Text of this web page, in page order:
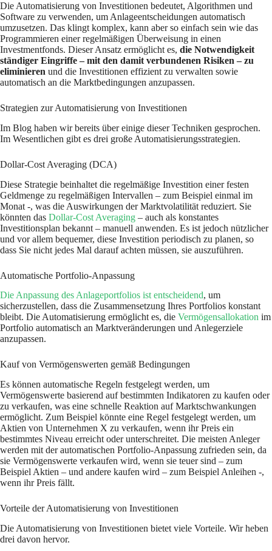
Die Automatisierung von Investitionen bedeutet, Algorithmen und
Software zu verwenden, um Anlageentscheidungen automatisch
umzusetzen. Das klingt komplex, kann aber so einfach sein wie das
Programmieren einer regelmäßigen Überweisung in einen
Investmentfonds. Dieser Ansatz ermöglicht es, die Notwendigkeit
ständiger Eingriffe – mit den damit verbundenen Risiken – zu
eliminieren und die Investitionen effizient zu verwalten sowie
automatisch an die Marktbedingungen anzupassen.
Strategien zur Automatisierung von Investitionen
Im Blog haben wir bereits über einige dieser Techniken gesprochen.
Im Wesentlichen gibt es drei große Automatisierungsstrategien.
Dollar-Cost Averaging (DCA)
Diese Strategie beinhaltet die regelmäßige Investition einer festen
Geldmenge zu regelmäßigen Intervallen – zum Beispiel einmal im
Monat -, was die Auswirkungen der Marktvolatilität reduziert. Sie
könnten das Dollar-Cost Averaging – auch als konstantes
Investitionsplan bekannt – manuell anwenden. Es ist jedoch nützlicher
und vor allem bequemer, diese Investition periodisch zu planen, so
dass Sie nicht jedes Mal darauf achten müssen, sie auszuführen.
Automatische Portfolio-Anpassung
Die Anpassung des Anlageportfolios ist entscheidend, um
sicherzustellen, dass die Zusammensetzung Ihres Portfolios konstant
bleibt. Die Automatisierung ermöglicht es, die Vermögensallokation im
Portfolio automatisch an Marktveränderungen und Anlegerziele
anzupassen.
Kauf von Vermögenswerten gemäß Bedingungen
Es können automatische Regeln festgelegt werden, um
Vermögenswerte basierend auf bestimmten Indikatoren zu kaufen oder
zu verkaufen, was eine schnelle Reaktion auf Marktschwankungen
ermöglicht. Zum Beispiel könnte eine Regel festgelegt werden, um
Aktien von Unternehmen X zu verkaufen, wenn ihr Preis ein
bestimmtes Niveau erreicht oder unterschreitet. Die meisten Anleger
werden mit der automatischen Portfolio-Anpassung zufrieden sein, da
sie Vermögenswerte verkaufen wird, wenn sie teuer sind – zum
Beispiel Aktien – und andere kaufen wird – zum Beispiel Anleihen -,
wenn ihr Preis fällt.
Vorteile der Automatisierung von Investitionen
Die Automatisierung von Investitionen bietet viele Vorteile. Wir heben
drei davon hervor.